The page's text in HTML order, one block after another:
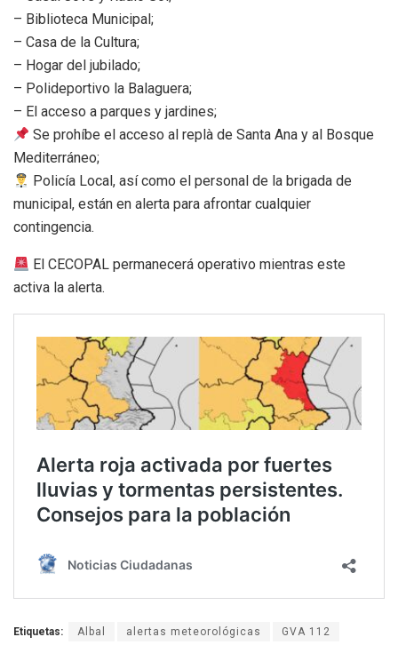
– Biblioteca Municipal;
– Casa de la Cultura;
– Hogar del jubilado;
– Polideportivo la Balaguera;
– El acceso a parques y jardines;
Se prohíbe el acceso al replà de Santa Ana y al Bosque
Mediterráneo;
Policía Local, así como el personal de la brigada de
municipal, están en alerta para afrontar cualquier
contingencia.
El CECOPAL permanecerá operativo mientras este
activa la alerta.
Etiquetas: Albal alertas meteorológicas GVA 112